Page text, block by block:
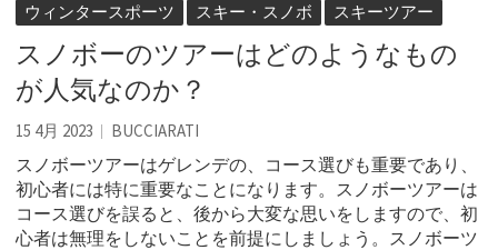
ウィンタースポーツ スキー・スノボ スキーツアー
スノボーのツアーはどのようなもの
が人気なのか？
15 4月 2023 BUCCIARATI
スノボーツアーはゲレンデの、コース選びも重要であり、
初心者には特に重要なことになります。 スノボーツアーは
コース選びを誤ると、後から大変な思いをしますので、初
心者は無理をしないことを前提にしましょう。スノボーツ